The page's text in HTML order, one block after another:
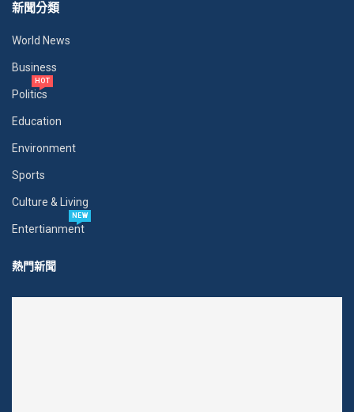
新聞分類
World News
Business
Politics
HOT
Education
Environment
Sports
Culture & Living
Entertianment
NEW
熱門新聞